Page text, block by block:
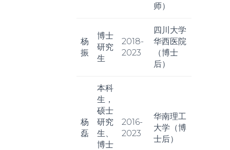
师）
杨
振
博士
研究
生
2018-
2023
四川大学
华西医院
（博士
后）
杨
磊
本科
生，
硕士
研究
生、
博士
2016-
2023
华南理工
大学（博
士后）